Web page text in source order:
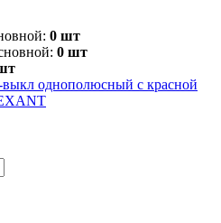
0 шт
0 шт
однополюсный с красной